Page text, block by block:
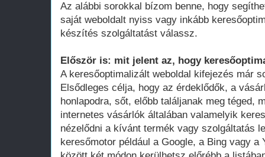
Az alábbi sorokkal bízom benne, hogy
saját weboldalt nyiss vagy inkább
készítés szolgáltatást válassz.
Először is: mit jelent az, hogy
A keresőoptimalizált weboldal kifejezés már
Elsődleges célja, hogy az érdeklődők, a
honlapodra, sőt, előbb találjanak meg téged,
internetes vásárlók általában valamelyik
nézelődni a kívánt termék vagy szolgáltatás
keresőmotor például a Google, a Bing vagy a